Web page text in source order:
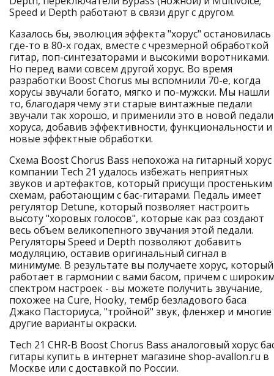
Speed и Depth работают в связи друг с другом.
Казалось бы, эволюция эффекта "хорус" остановилась
где-то в 80-х годах, вместе с чрезмерной обработкой
гитар, поп-синтезаторами и высокими воротниками.
Но перед вами совсем другой хорус. Во время
разработки Boost Chorus мы вспомнили 70-е, когда
хорусы звучали богато, мягко и по-мужски. Мы нашли
то, благодаря чему эти старые винтажные педали
звучали так хорошо, и применили это в новой педали
хоруса, добавив эффективности, функциональности и
новые эффектные обработки.
Схема Boost Chorus Bass непохожа на гитарный хорус
компании Tech 21 удалось избежать неприятных
звуков и артефактов, который присущи простеньким
схемам, работающим с бас-гитарами. Педаль имеет
регулятор Detune, который позволяет настроить
высоту "хоровых голосов", которые как раз создают
весь объем великопепного звучания этой педали.
Регуляторы Speed и Depth позволяют добавить
модуляцию, оставив оригинальный сигнал в
минимуме. В результате вы получаете хорус, который
работает в гармонии с вами басом, причем с
спектром настроек - вы можете получить звучание,
похожее на Cure, Hooky, тембр безладового баса
Джако Пасториуса, "тройной" звук, фленжер и многие
другие варианты окраски.
Tech 21 CHR-B Boost Chorus Bass аналоговый хорус
гитары купить в интернет магазине shop-avallon.ru в
Москве или с доставкой по России.